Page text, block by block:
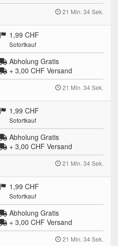
21 Min. 33 Sek.
1,99 CHF
Sofortkauf
Abholung Gratis
+ 3,00 CHFVersand
21 Min. 33 Sek.
1,99 CHF
Sofortkauf
Abholung Gratis
+ 3,00 CHFVersand
21 Min. 33 Sek.
1,99 CHF
Sofortkauf
Abholung Gratis
+ 3,00 CHFVersand
21 Min. 33 Sek.